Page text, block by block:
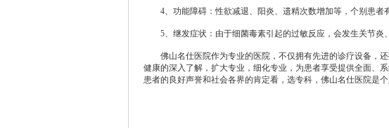
4、功能障碍：性欲减退、阳炎、遗精次数增加等，个别患者
5、继发症状：由于细菌毒素引起的过敏反应，会发生关节炎
佛山名仕医院作为专业的医院，不仅拥有先进的诊疗设备，还
健康的深入了解，扩大专业，细化专业，为患者享受提供全面、
患者的良好声誉和社会各界的肯定看，选专科，佛山名仕医院是